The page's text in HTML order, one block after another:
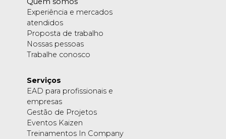
Experiência e mercados
atendidos
Proposta de trabalho
Nossas pessoas
Trabalhe conosco
Serviços
EAD para profissionais e
empresas
Gestão de Projetos
Eventos Kaizen
Treinamentos In Company